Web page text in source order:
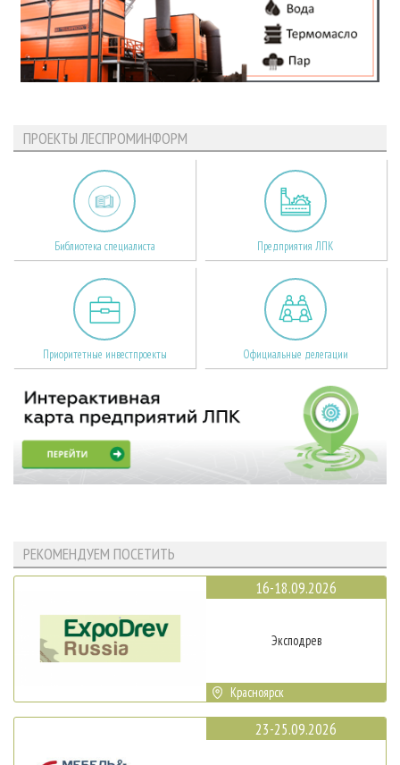
ПРОЕКТЫ ЛЕСПРОМИНФОРМ
Библиотека специалиста Предприятия ЛПК
Приоритетные инвестпроекты Официальные делегации
РЕКОМЕНДУЕМ ПОСЕТИТЬ
16-18.09.2026
Эксподрев
Красноярск
23-25.09.2026